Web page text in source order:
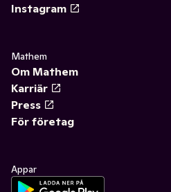
Instagram
Mathem
Om Mathem
Karriär
Press
För företag
Appar